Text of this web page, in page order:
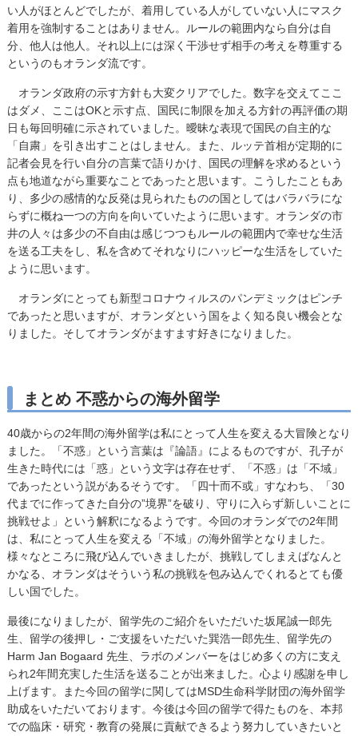
い人がほとんどでしたが、着用している人がしていない人にマスク
着用を強制することはありません。ルールの範囲内なら自分は自
分、他人は他人。それ以上には深く干渉せず相手の考えを尊重する
というのもオランダ流です。
オランダ政府の示す方針も大変クリアでした。数字を交えてここ
はダメ、ここはOKと示す点、国民に制限を加える方針の再評価の期
日も毎回明確に示されていました。曖昧な表現で国民の自主的な
「自粛」を引き出すことはしません。また、ルッテ首相が定期的に
記者会見を行い自分の言葉で語りかけ、国民の理解を求めるという
点も地道ながら重要なことであったと思います。こうしたこともあ
り、多少の感情的な反発は見られたものの国としてはバラバラにな
らずに概ね一つの方向を向いていたように思います。オランダの市
井の人々は多少の不自由は感じつつもルールの範囲内で幸せな生活
を送る工夫をし、私を含めてそれなりにハッピーな生活をしていた
ように思います。
オランダにとっても新型コロナウィルスのパンデミックはピンチ
であったと思いますが、オランダという国をよく知る良い機会とな
りました。そしてオランダがますます好きになりました。
まとめ 不惑からの海外留学
40歳からの2年間の海外留学は私にとって人生を変える大冒険となり
ました。「不惑」という言葉は『論語』によるものですが、孔子が
生きた時代には「惑」という文字は存在せず、「不惑」は「不域」
であったという説があるそうです。「四十而不或」すなわち、「30
代までに作ってきた自分の”境界”を破り、守りに入らず新しいことに
挑戦せよ」という解釈になるようです。今回のオランダでの2年間
は、私にとって人生を変える「不域」の海外留学となりました。
様々なところに飛び込んでいきましたが、挑戦してしまえばなんと
かなる、オランダはそういう私の挑戦を包み込んでくれるとても優
しい国でした。
最後になりましたが、留学先のご紹介をいただいた坂尾誠一郎先
生、留学の後押し・ご支援をいただいた巽浩一郎先生、留学先の
Harm Jan Bogaard 先生、ラボのメンバーをはじめ多くの方に支え
られ2年間充実した生活を送ることが出来ました。心より感謝を申し
上げます。また今回の留学に関してはMSD生命科学財団の海外留学
助成をいただいております。今後は今回の留学で得たものを、本邦
での臨床・研究・教育の発展に貢献できるよう努力していきたいと